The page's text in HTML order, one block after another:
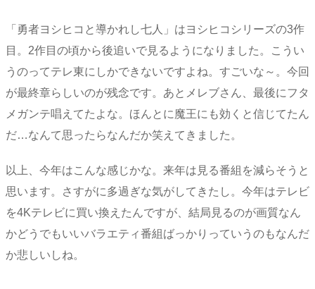
「勇者ヨシヒコと導かれし七人」はヨシヒコシリーズの3作
目。2作目の頃から後追いで見るようになりました。こうい
うのってテレ東にしかできないですよね。すごいな～。今回
が最終章らしいのが残念です。あとメレブさん、最後にフタ
メガンテ唱えてたよな。ほんとに魔王にも効くと信じてたん
だ…なんて思ったらなんだか笑えてきました。
以上、今年はこんな感じかな。来年は見る番組を減らそうと
思います。さすがに多過ぎな気がしてきたし。今年はテレビ
を4Kテレビに買い換えたんですが、結局見るのが画質なん
かどうでもいいバラエティ番組ばっかりっていうのもなんだ
か悲しいしね。